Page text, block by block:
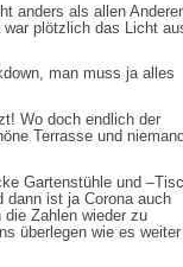
anders als allen
plötzlich das Licht
man muss ja alles
Wo doch endlich der
Terrasse und
Gartenstühle und
ist ja Corona auch
Zahlen wieder zu
überlegen wie es weiter